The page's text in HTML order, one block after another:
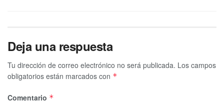
Deja una respuesta
Tu dirección de correo electrónico no será publicada. Los campos
obligatorios están marcados con *
Comentario *